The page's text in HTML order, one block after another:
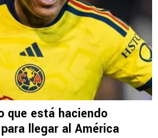
que está haciendo
llegar al América